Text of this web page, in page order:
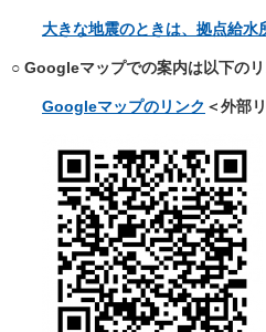
大きな地震のときは、拠点給水
○ Googleマップでの案内は以下の
Googleマップのリンク ＜外部